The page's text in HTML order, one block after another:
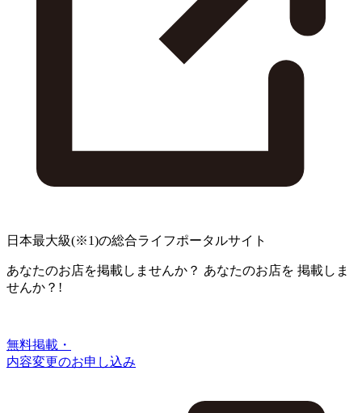
日本最大級(※1)の総合ライフポータルサイト
あなたのお店を掲載しませんか？ あなたのお店を 掲載しま
せんか？!
無料掲載・
内容変更のお申し込み